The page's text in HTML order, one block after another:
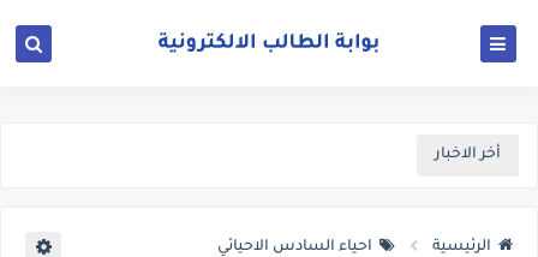
أخر الاخبار
الرئيسية احياء السادس الاحيائي